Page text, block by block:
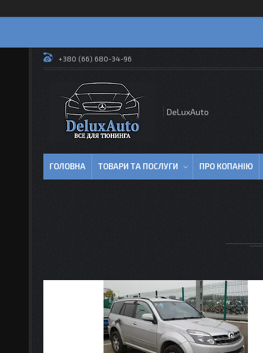
+380 (66) 680-34-96
DeLuxAuto
ГОЛОВНА ТОВАРИ ТА ПОСЛУГИ ПРО КОПАНІЮ